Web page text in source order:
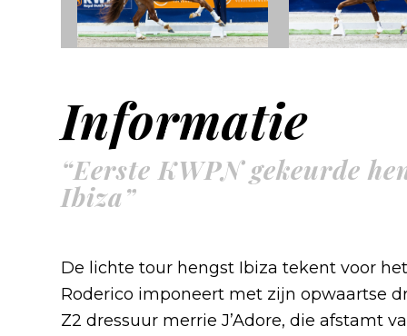
Informatie
“Eerste KWPN gekeurde
Ibiza”
De lichte tour hengst Ibiza tekent voor
Roderico imponeert met zijn opwaartse
Z2 dressuur merrie J’Adore, die afstamt